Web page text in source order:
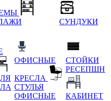
СУНДУКИ
ОФИСНЫЕ
КРЕСЛА
СТУЛЬЯ
ОФИСНЫЕ
СТОЙКИ
РЕСЕПШН
КАБИНЕТ